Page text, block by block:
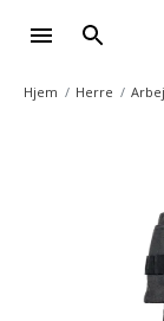
Hjem Herre